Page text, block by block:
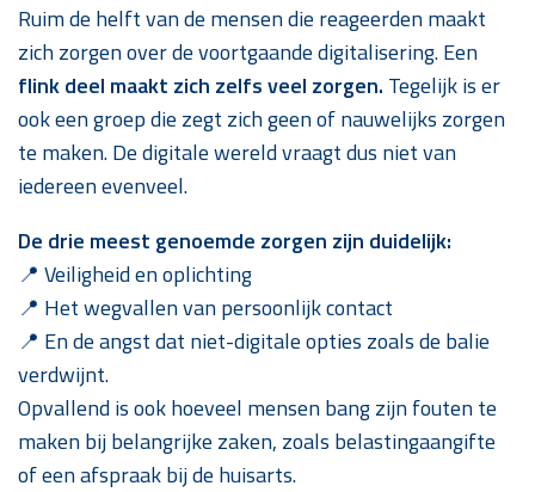
Ruim de helft van de mensen die reageerden maakt
zich zorgen over de voortgaande digitalisering. Een
flink deel maakt zich zelfs veel zorgen. Tegelijk is er
ook een groep die zegt zich geen of nauwelijks zorgen
te maken. De digitale wereld vraagt dus niet van
iedereen evenveel.
De drie meest genoemde zorgen zijn duidelijk:
📍 Veiligheid en oplichting
📍 Het wegvallen van persoonlijk contact
📍 En de angst dat niet-digitale opties zoals de balie
verdwijnt.
Opvallend is ook hoeveel mensen bang zijn fouten te
maken bij belangrijke zaken, zoals belastingaangifte
of een afspraak bij de huisarts.